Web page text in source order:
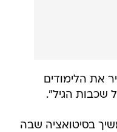
את הלימודים
שכבות הגיל".
בסיטואציה שבה